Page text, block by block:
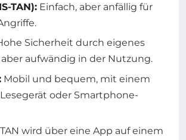
TAN): Einfach, aber anfällig für
Sicherheit durch eigenes
aber aufwändig in der Nutzung.
Mobil und bequem, mit einem
oder Smartphone-
TAN wird über eine App auf einem